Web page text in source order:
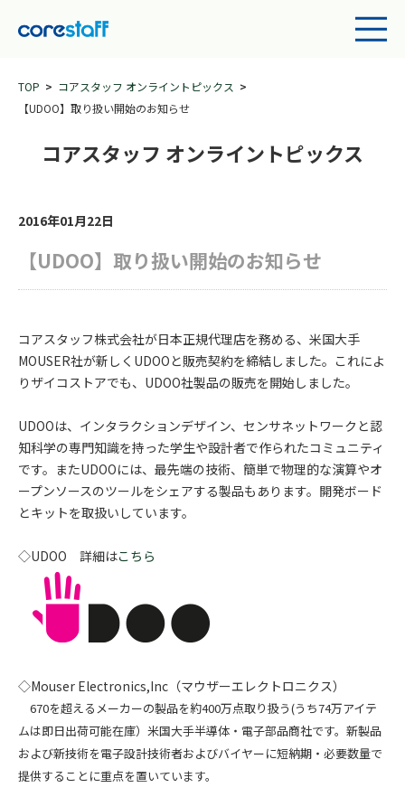
TOP
コアスタッフ オンライントピックス
【UDOO】取り扱い開始のお知らせ
コアスタッフ オンライントピックス
2016年01月22日
【UDOO】取り扱い開始のお知らせ
コアスタッフ株式会社が日本正規代理店を務める、米国大手
MOUSER社が新しくUDOOと販売契約を締結しました。これによ
りザイコストアでも、UDOO社製品の販売を開始しました。
UDOOは、インタラクションデザイン、センサネットワークと認
知科学の専門知識を持った学生や設計者で作られたコミュニティ
です。またUDOOには、最先端の技術、簡単で物理的な演算やオ
ープンソースのツールをシェアする製品もあります。開発ボード
とキットを取扱いしています。
◇UDOO 詳細はこちら
◇Mouser Electronics,Inc（マウザーエレクトロニクス）
670を超えるメーカーの製品を約400万点取り扱う(うち74万アイテ
ムは即日出荷可能在庫）米国大手半導体・電子部品商社です。新製品
および新技術を電子設計技術者およびバイヤーに短納期・必要数量で
提供することに重点を置いています。